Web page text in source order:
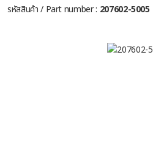
รหัสสินค้า / Part number : 207602-5005